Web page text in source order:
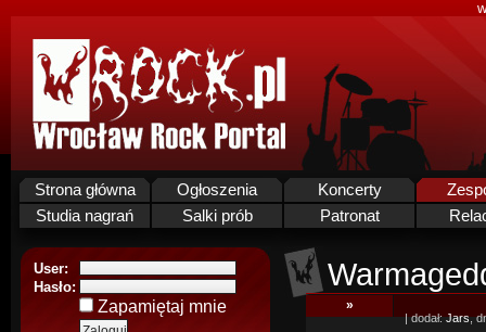
Strona główna Ogłoszenia Koncerty
Studia nagrań
Salki prób Patronat
User:
Hasło:
Zapamiętaj mnie »
| dodał:Jars,